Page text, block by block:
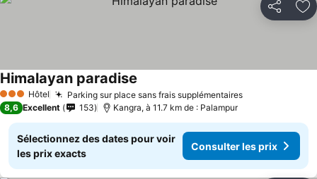
Partager
3 ÉtoilesHôtel Parking sur place sans frais supplémentaires
Himalayan paradise
8,6 Excellent 153 Kangra, à 11.7 km de : Palampur
Sélectionnez des dates pour voir
les prix exacts
Consulter les prix